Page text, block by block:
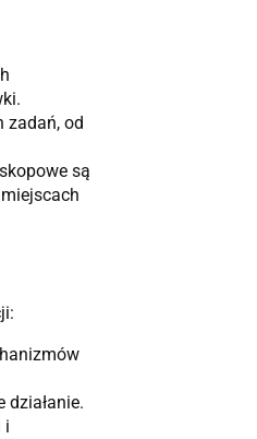
zadań, od
są
działanie.
i